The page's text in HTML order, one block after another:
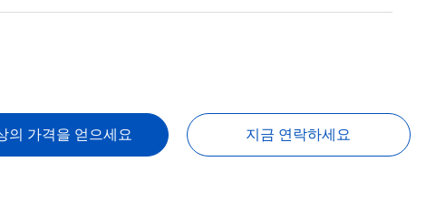
의 가격을 얻으세요 지금 연락하세요